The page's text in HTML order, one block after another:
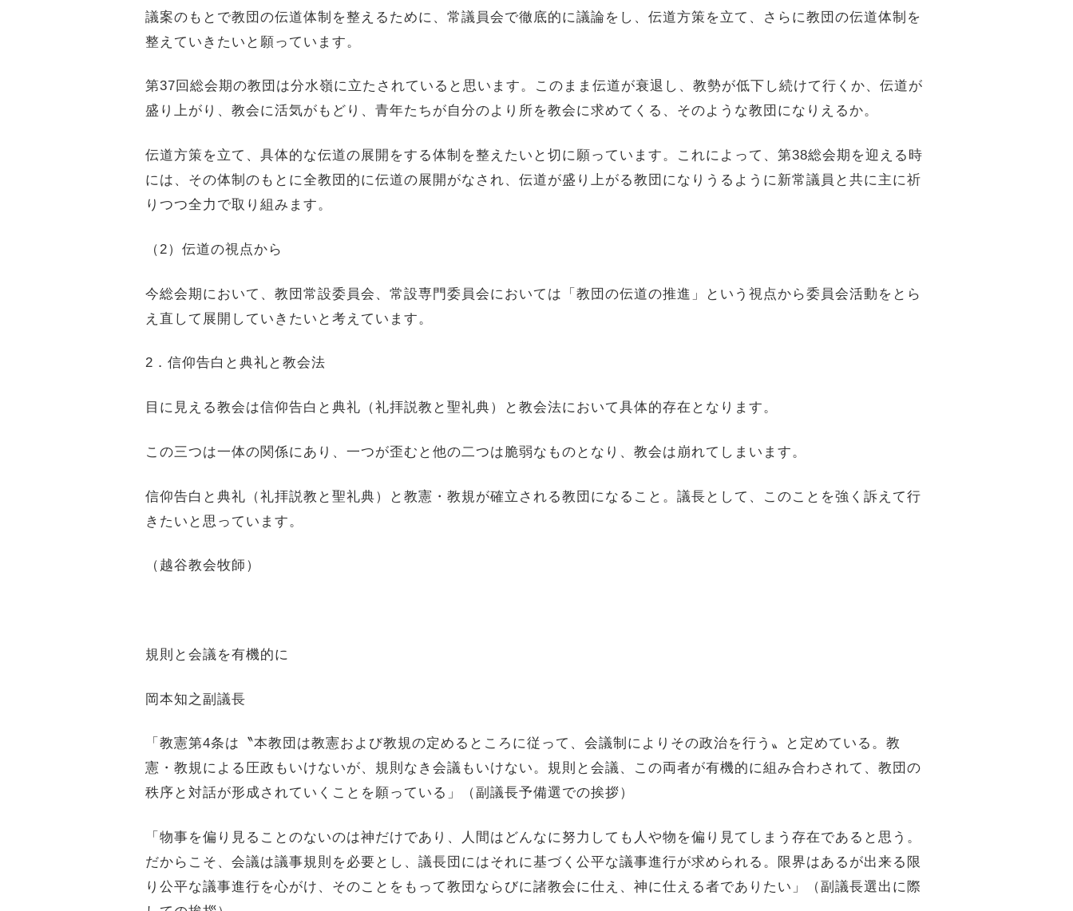
議案のもとで教団の伝道体制を整えるために、常議員会で徹底的に議論をし、伝道方策を立て、さらに教団の伝道体制を
整えていきたいと願っています。
第37 回総会期の教団は分水嶺に立たされていると思います。このまま伝道が衰退し、教勢が低下し続けて行くか、伝道が
盛り上がり、教会に活気がもどり、青年たちが自分のより所を教会に求めてくる、そのような教団になりえるか。
伝道方策を立て、具体的な伝道の展開をする体制を整えたいと切に願っています。これによって、第38総会期を迎える時
には、その体制のもとに全教団的に伝道の展開がなされ、伝道が盛り上がる教団になりうるように新常議員と共に主に祈
りつつ全力で取り組みます。
（2）伝道の視点から
今総会期において、教団常設委員会、常設専門委員会においては「教団の伝道の推進」という視点から委員会活動をとら
え直して展開していきたいと考えています。
2 ．信仰告白と典礼と教会法
目に見える教会は信仰告白と典礼（礼拝説教と聖礼典）と教会法において具体的存在となります。
この三つは一体の関係にあり、一つが歪むと他の二つは脆弱なものとなり、教会は崩れてしまいます。
信仰告白と典礼（礼拝説教と聖礼典）と教憲・教規が確立される教団になること。議長として、このことを強く訴えて行
きたいと思っています。
（越谷教会牧師）
規則と会議を有機的に
岡本知之副議長
「教憲第4条は〝本教団は教憲および教規の定めるところに従って、会議制によりその政治を行う〟と定めている。教
憲・教規による圧政もいけないが、規則なき会議もいけない。規則と会議、この両者が有機的に組み合わされて、教団の
秩序と対話が形成されていくことを願っている」（副議長予備選での挨拶）
「物事を偏り見ることのないのは神だけであり、人間はどんなに努力しても人や物を偏り見てしまう存在であると思う。
だからこそ、会議は議事規則を必要とし、議長団にはそれに基づく公平な議事進行が求められる。限界はあるが出来る限
り公平な議事進行を心がけ、そのことをもって教団ならびに諸教会に仕え、神に仕える者でありたい」（副議長選出に際